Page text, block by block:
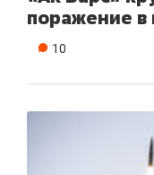
поражение в
10